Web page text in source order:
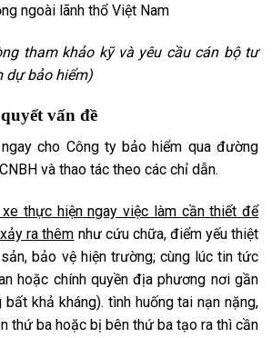
ngoài lãnh thổ Việt Nam
tham khảo kỹ và yêu cầu cán bộ tư
dựbảo hiểm)
vấn đề
cho Công ty bảo hiểm qua đường
và thao tác theo các chỉ dẫn.
thực hiệnngay việc làm cần thiết để
ra thêm như cứu chữa, điểm yếuthiệt
bảo vệ hiện trường; cùng lúc tin tức
hoặc chính quyền địa phương nơi gần
bất khả kháng). tình huốngtai nạn nặng,
thứ ba hoặc bị bên thứ ba tạo ra thì cần